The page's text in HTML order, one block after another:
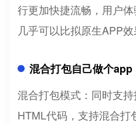
行更加快捷流畅，用户
几乎可以比拟原生APP效
混合打包自己做个app
混合打包模式：同时支
HTML代码，支持混合打